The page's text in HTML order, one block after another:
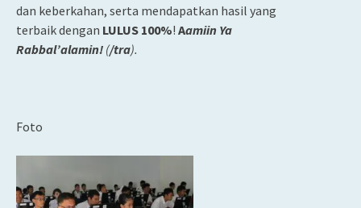
dan keberkahan, serta mendapatkan hasil yang
terbaik dengan LULUS 100%! Aamiin Ya
Rabbal’alamin! (/tra).
Foto